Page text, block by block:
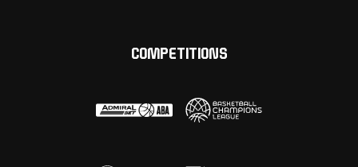
COMPETITIONS